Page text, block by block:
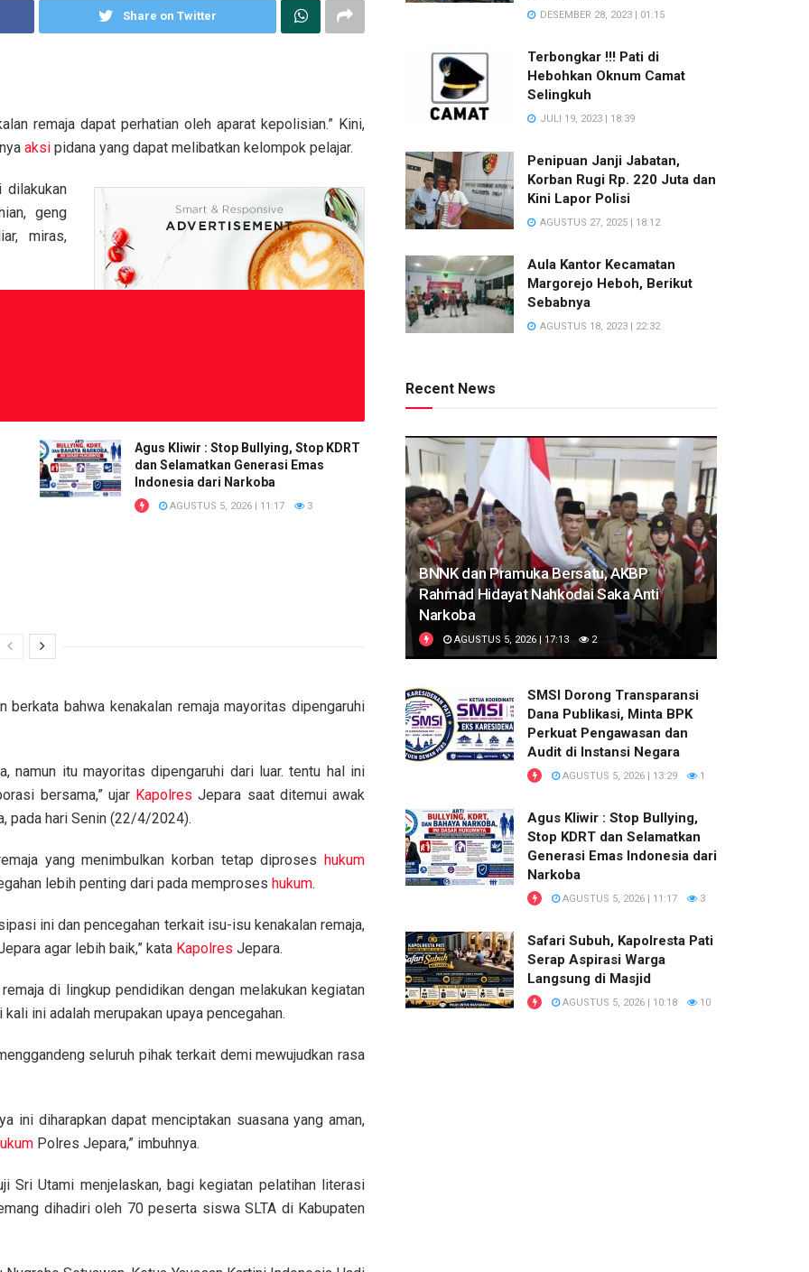
Share on Twitter
remaja dapat perhatian oleh aparat kepolisian.” Kini,
aksi pidana yang dapat melibatkan kelompok pelajar.
dilakukan
geng
miras,
Agus Kliwir : Stop Bullying, Stop KDRT
dan Selamatkan Generasi Emas
Indonesia dari Narkoba
AGUSTUS 5, 2026 | 11:17 3
berkata bahwa kenakalan remaja mayoritas dipengaruhi
namun itu mayoritas dipengaruhi dari luar. tentu hal ini
bersama,” ujar Kapolres Jepara saat ditemui awak
pada hari Senin (22/4/2024).
yang menimbulkan korban tetap diproses hukum
lebih penting dari pada memproses hukum.
ini dan pencegahan terkait isu-isu kenakalan remaja,
agar lebih baik,” kata Kapolres Jepara.
di lingkup pendidikan dengan melakukan kegiatan
ini adalah merupakan upaya pencegahan.
seluruh pihak terkait demi mewujudkan rasa
ini diharapkan dapat menciptakan suasana yang aman,
Polres Jepara,” imbuhnya.
Sri Utami menjelaskan, bagi kegiatan pelatihan literasi
dihadiri oleh 70 peserta siswa SLTA di Kabupaten
DESEMBER 28, 2023 | 01:15
Terbongkar !!! Pati di
Hebohkan Oknum Camat
Selingkuh
JULI 19, 2023 | 18:39
Penipuan Janji Jabatan,
Korban Rugi Rp. 220 Juta dan
Kini Lapor Polisi
AGUSTUS 27, 2025 | 18:12
Aula Kantor Kecamatan
Margorejo Heboh, Berikut
Sebabnya
AGUSTUS 18, 2023 | 22:32
Recent News
BNNK dan Pramuka Bersatu, AKBP
Rahmad Hidayat Nahkodai Saka Anti
Narkoba
AGUSTUS 5, 2026 | 17:13 2
SMSI Dorong Transparansi
Dana Publikasi, Minta BPK
Perkuat Pengawasan dan
Audit di Instansi Negara
AGUSTUS 5, 2026 | 13:29 1
Agus Kliwir : Stop Bullying,
Stop KDRT dan Selamatkan
Generasi Emas Indonesia dari
Narkoba
AGUSTUS 5, 2026 | 11:17 3
Safari Subuh, Kapolresta Pati
Serap Aspirasi Warga
Langsung di Masjid
AGUSTUS 5, 2026 | 10:18 10